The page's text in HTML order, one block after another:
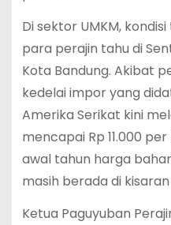
Di sektor UMKM,
para perajin tahu di
Kota Bandung. Akibat
kedelai impor yang
Amerika Serikat kini
mencapai Rp 11.000
awal tahun harga
masih berada di
Ketua Paguyuban